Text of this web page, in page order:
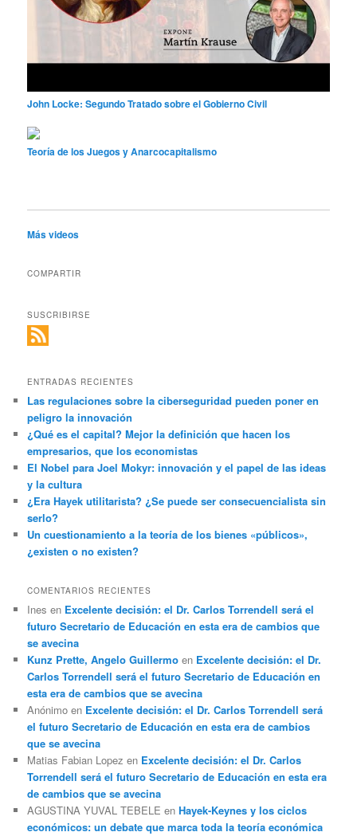
John Locke: Segundo Tratado sobre el Gobierno Civil
Teoría de los Juegos y Anarcocapitalismo
Más videos
COMPARTIR
SUSCRIBIRSE
ENTRADAS RECIENTES
Las regulaciones sobre la ciberseguridad pueden poner en
peligro la innovación
¿Qué es el capital? Mejor la definición que hacen los
empresarios, que los economistas
El Nobel para Joel Mokyr: innovación y el papel de las ideas
y la cultura
¿Era Hayek utilitarista? ¿Se puede ser consecuencialista sin
serlo?
Un cuestionamiento a la teoría de los bienes «públicos»,
¿existen o no existen?
COMENTARIOS RECIENTES
Ines en Excelente decisión: el Dr. Carlos Torrendell será el
futuro Secretario de Educación en esta era de cambios que
se avecina
Kunz Prette, Angelo Guillermo en Excelente decisión: el Dr.
Carlos Torrendell será el futuro Secretario de Educación en
esta era de cambios que se avecina
Anónimo en Excelente decisión: el Dr. Carlos Torrendell será
el futuro Secretario de Educación en esta era de cambios
que se avecina
Matias Fabian Lopez en Excelente decisión: el Dr. Carlos
Torrendell será el futuro Secretario de Educación en esta era
de cambios que se avecina
AGUSTINA YUVAL TEBELE enHayek-Keynes y los ciclos
económicos: un debate que marca toda la teoría económica